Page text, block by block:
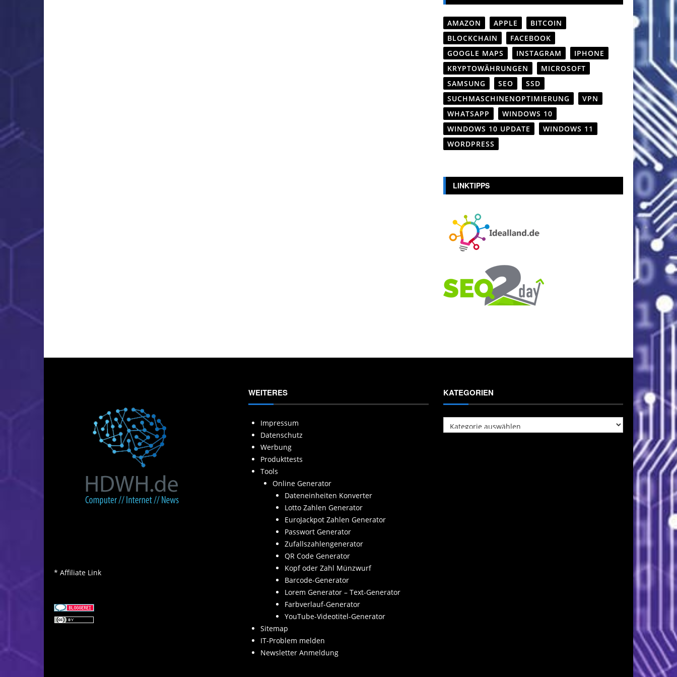
AMAZON APPLE
BITCOIN
BLOCKCHAIN
FACEBOOK
GOOGLE MAPS
INSTAGRAM
IPHONE
KRYPTOWÄHRUNGEN
MICROSOFT
SAMSUNG
SEO
SSD
SUCHMASCHINENOPTIMIERUNG
VPN
WHATSAPP
WINDOWS 10
WINDOWS 10 UPDATE
WINDOWS 11
WORDPRESS
LINKTIPPS
* Affiliate Link
WEITERES
Impressum
Datenschutz
Werbung
Produkttests
Tools
Online Generator
Dateneinheiten Konverter
Lotto Zahlen Generator
EuroJackpot Zahlen Generator
Passwort Generator
Zufallszahlengenerator
QR Code Generator
Kopf oder Zahl Münzwurf
Barcode-Generator
Lorem Generator – Text-Generator
Farbverlauf-Generator
YouTube-Videotitel-Generator
Sitemap
IT-Problem melden
Newsletter Anmeldung
KATEGORIEN
Kategorien